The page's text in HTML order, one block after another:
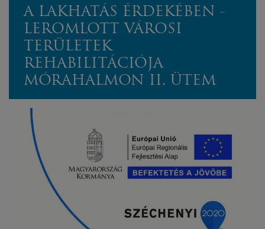
A LAKHATÁS ÉRDEKÉBEN -
LEROMLOTT VÁROSI
TERÜLETEK
REHABILITÁCIÓJA
MÓRAHALMON II. ÜTEM